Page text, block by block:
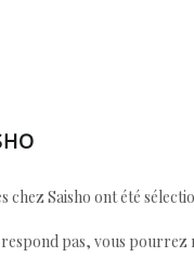
chez Saisho ont été
pas, vous